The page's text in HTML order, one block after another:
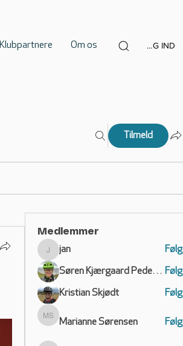
Klubpartnere Om os LOG IND
Tilmeld
Medlemmer
jan
jan Følg
Søren Kjærgaard Pedersen Følg
Kristian Skjødt Følg
Marianne Sørensen
Marianne Sørensen Følg